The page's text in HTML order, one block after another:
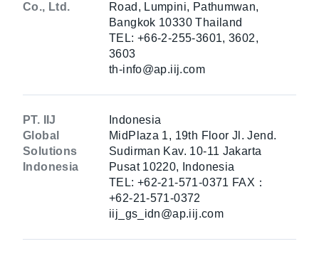
Co., Ltd.
Road, Lumpini, Pathumwan,
Bangkok 10330 Thailand
TEL: +66-2-255-3601, 3602,
3603
th-info@ap.iij.com
PT. IIJ
Global
Solutions
Indonesia
Indonesia
MidPlaza 1, 19th Floor Jl. Jend.
Sudirman Kav. 10-11 Jakarta
Pusat 10220, Indonesia
TEL: +62-21-571-0371 FAX：
+62-21-571-0372
iij_gs_idn@ap.iij.com